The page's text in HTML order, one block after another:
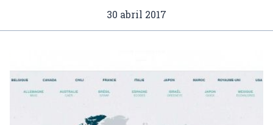
30 abril 2017